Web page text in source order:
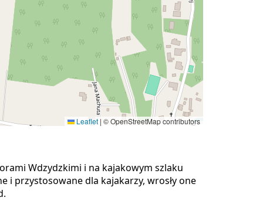
Leaflet | © OpenStreetMap contributors
Wdzydzkimi i na kajakowym szlaku
i przystosowane dla kajakarzy, wrosły one